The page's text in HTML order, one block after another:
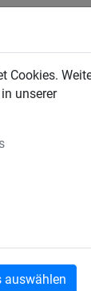
Cookies.
unserer
auswählen